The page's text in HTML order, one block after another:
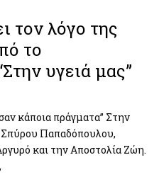
τον λόγο της
τo
υγειά μας”
κάποια πράγματα” Στην
Παπαδόπουλου,
και την Αποστολία Ζώη.